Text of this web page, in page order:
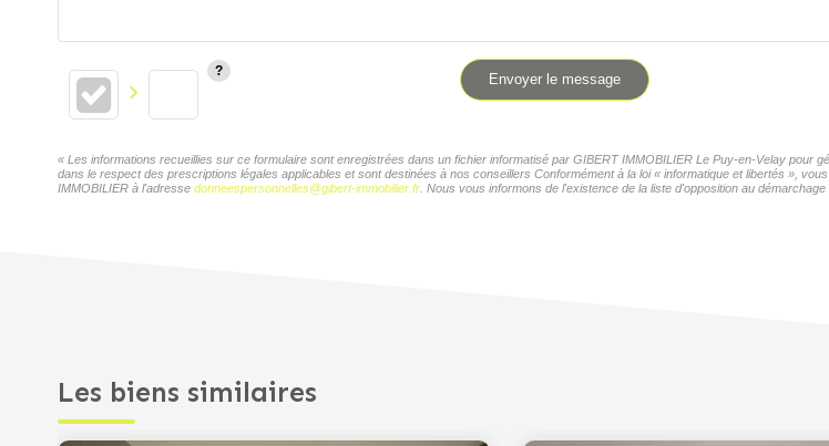
Envoyer le message
« Les informations recueillies sur ce formulaire sont enregistrées dans un fichier informatisé par GIBERT IMMOBILIER Le Puy-en-Velay
dans le respect des prescriptions légales applicables et sont destinées à nos conseillers Conformément à la loi « informatique et libertés »,
IMMOBILIER à l'adresse donneespersonnelles@gibert-immobilier.fr . Nous vous informons de l'existence de la liste d'opposition au
Les biens similaires